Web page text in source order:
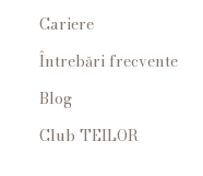
Cariere
Întrebări frecvente
Blog
Club TEILOR